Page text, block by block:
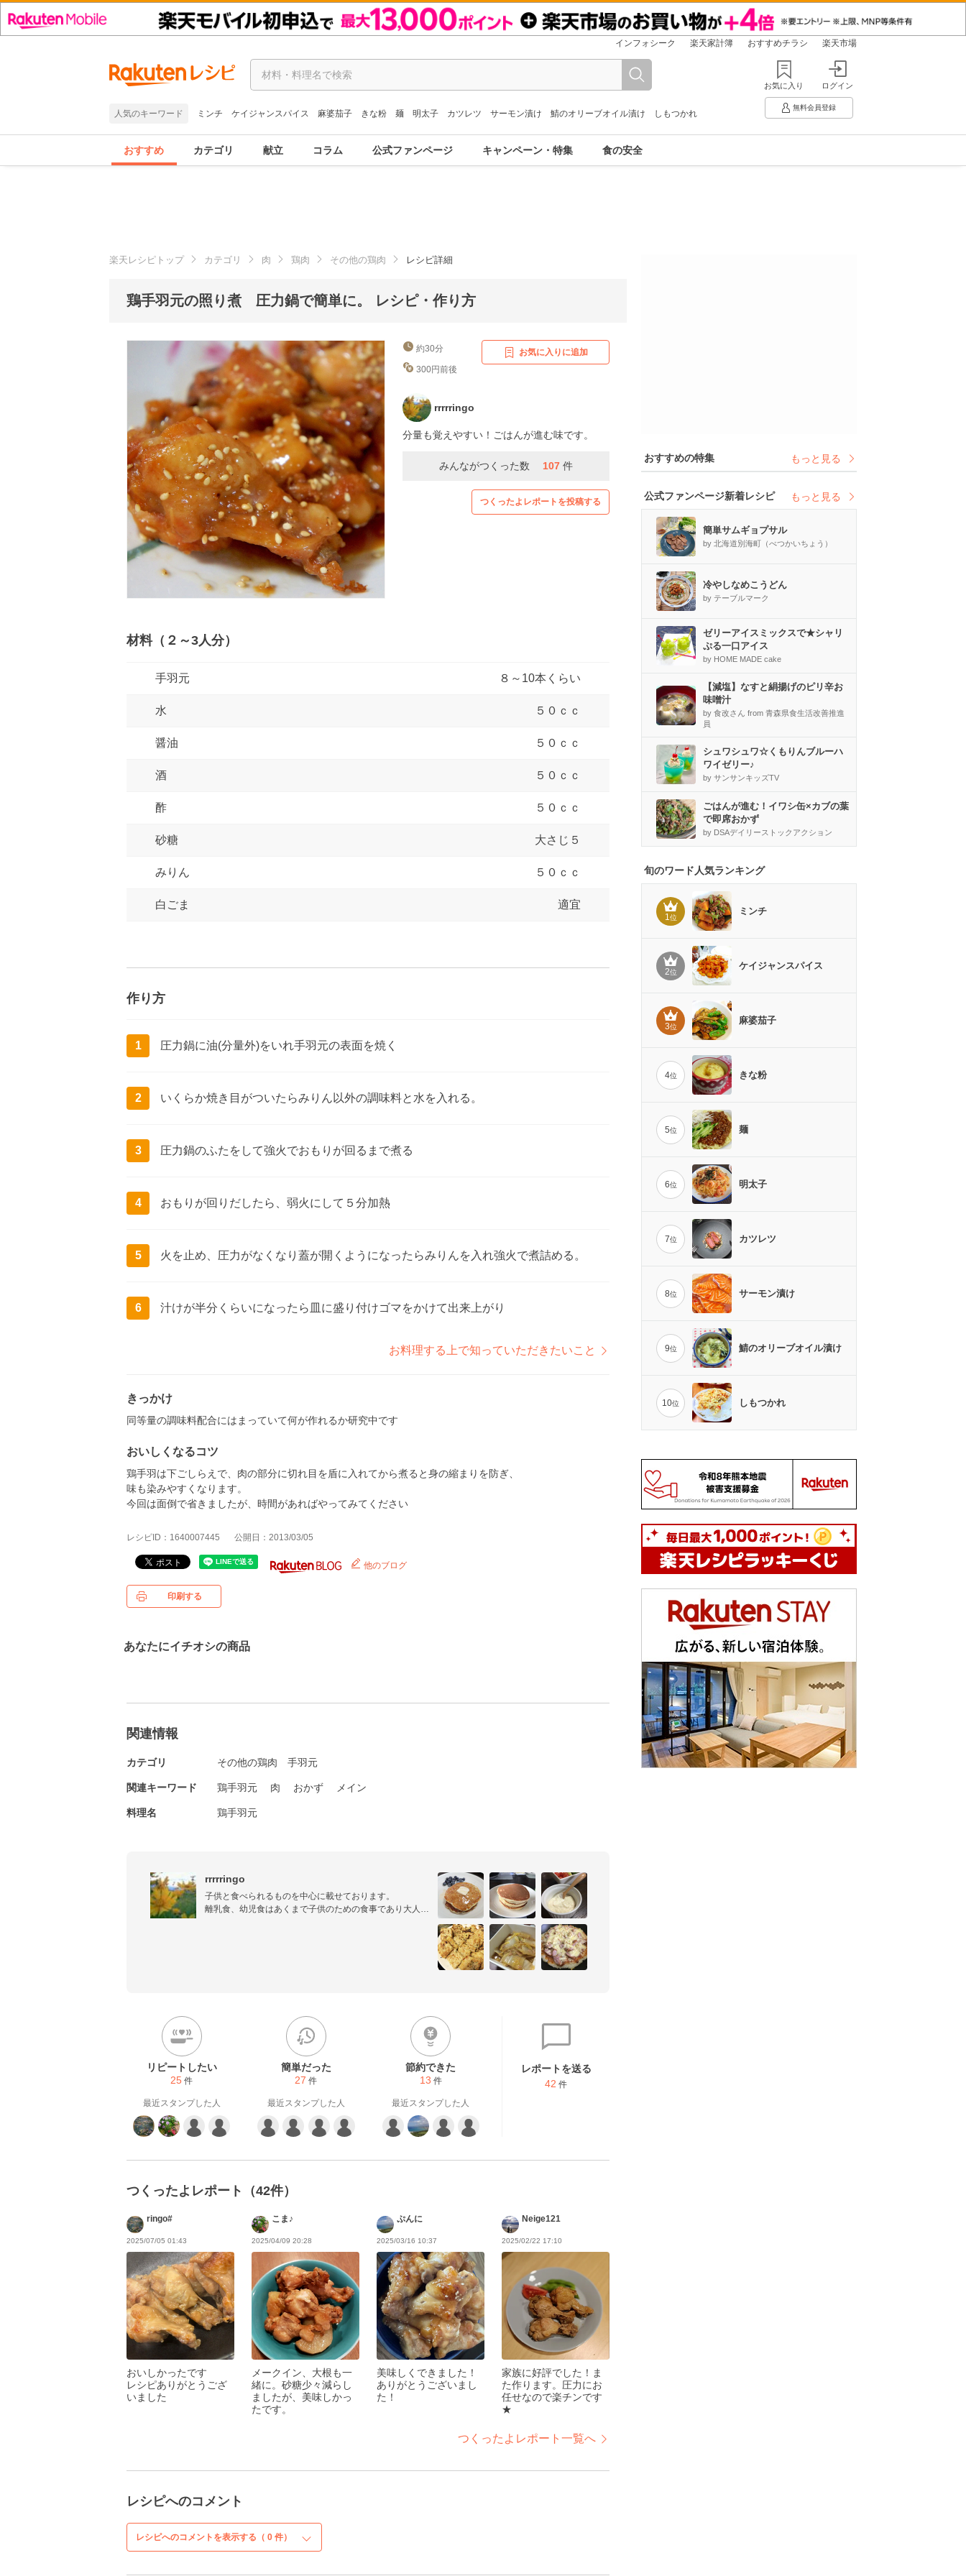
インフォシーク 楽天家計簿 おすすめチラシ 楽天市場
人気のキーワード ミンチ ケイジャンスパイス 麻婆茄子 きな粉 麺 明太子 カツレツ サーモン漬け 鯖のオリーブオイル漬け しもつかれ
お気に入り ログイン
無料会員登録
おすすめ カテゴリ 献立 コラム 公式ファンページ キャンペーン・特集 食の安全
楽天レシピトップ カテゴリ 肉 鶏肉 その他の鶏肉 レシピ詳細
鶏手羽元の照り煮 圧力鍋で簡単に。 レシピ・作り方
約30分
300円前後
お気に入りに追加
rrrrringo
分量も覚えやすい！ごはんが進む味です。
みんながつくった数 107 件
つくったよレポートを投稿する
材料（２～3人分）
手羽元 ８～10本くらい
水 ５０ｃｃ
醤油 ５０ｃｃ
酒 ５０ｃｃ
酢 ５０ｃｃ
砂糖 大さじ５
みりん ５０ｃｃ
白ごま 適宜
作り方
1 圧力鍋に油(分量外)をいれ手羽元の表面を焼く
2 いくらか焼き目がついたらみりん以外の調味料と水を入れる。
3 圧力鍋のふたをして強火でおもりが回るまで煮る
4 おもりが回りだしたら、弱火にして５分加熱
5 火を止め、圧力がなくなり蓋が開くようになったらみりんを入れ強火で煮詰める。
6 汁けが半分くらいになったら皿に盛り付けゴマをかけて出来上がり
お料理する上で知っていただきたいこと
きっかけ
同等量の調味料配合にはまっていて何が作れるか研究中です
おいしくなるコツ
鶏手羽は下ごしらえで、肉の部分に切れ目を盾に入れてから煮ると身の縮まりを防ぎ、
味も染みやすくなります。
今回は面倒で省きましたが、時間があればやってみてください
レシピID：1640007445 公開日：2013/03/05
他のブログ
印刷する
あなたにイチオシの商品
関連情報
カテゴリ その他の鶏肉 手羽元
関連キーワード 鶏手羽元 肉 おかず メイン
料理名 鶏手羽元
rrrrringo
子供と食べられるものを中心に載せております。
離乳食、幼児食はあくまで子供のための食事であり大人向
リピートしたい
25 件
最近スタンプした人
簡単だった
27 件
最近スタンプした人
節約できた
13 件
最近スタンプした人
レポートを送る
42 件
つくったよレポート（42件）
ringo#
2025/07/05 01:43
おいしかったです
レシピありがとうござ
いました
こま♪
2025/04/09 20:28
メークイン、大根も一
緒に。砂糖少々減らし
ましたが、美味しかっ
たです。
ぷんに
2025/03/16 10:37
美味しくできました！
ありがとうございまし
た！
Neige121
2025/02/22 17:10
家族に好評でした！ま
た作ります。圧力にお
任せなので楽チンです
★
つくったよレポート一覧へ
レシピへのコメント
レシピへのコメントを表示する（ 0 件）
おすすめの特集 もっと見る
公式ファンページ新着レシピ もっと見る
簡単サムギョプサル
by 北海道別海町（べつかいちょう）
冷やしなめこうどん
by テーブルマーク
ゼリーアイスミックスで★シャリ
ぷる一口アイス
by HOME MADE cake
【減塩】なすと絹揚げのピリ辛お
味噌汁
by 食改さん from 青森県食生活改善推進
員
シュワシュワ☆くもりんブルーハ
ワイゼリー♪
by サンサンキッズTV
ごはんが進む！イワシ缶×カブの葉
で即席おかず
by DSAデイリーストックアクション
旬のワード人気ランキング
1位
ミンチ
2位
ケイジャンスパイス
3位
麻婆茄子
4位 きな粉
5位 麺
6位 明太子
7位 カツレツ
8位 サーモン漬け
9位 鯖のオリーブオイル漬け
10位 しもつかれ